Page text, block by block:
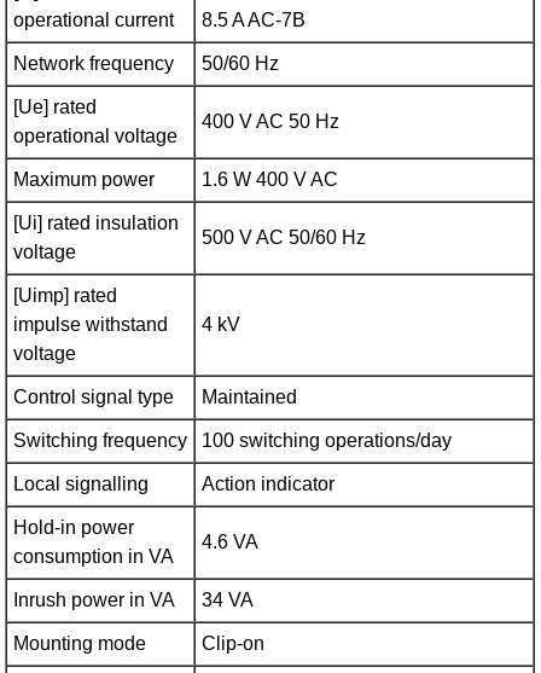
operational current
8.5 A AC-7B
Network frequency 50/60 Hz
[Ue] rated
operational voltage
400 V AC 50 Hz
Maximum power 1.6 W 400 V AC
[Ui] rated insulation
voltage
500 V AC 50/60 Hz
[Uimp] rated
impulse withstand
voltage
4 kV
Control signal type Maintained
Switching frequency 100 switching operations/day
Local signalling Action indicator
Hold-in power
consumption in VA
4.6 VA
Inrush power in VA 34 VA
Mounting mode Clip-on